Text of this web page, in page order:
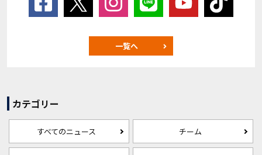
一覧へ
カテゴリー
すべてのニュース チーム